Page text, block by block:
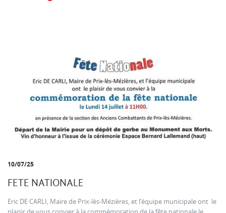
10/07/25
FETE NATIONALE
Eric DE CARLI, Maire de Prix-lès-Mézières, et l’équipe municipale ont le